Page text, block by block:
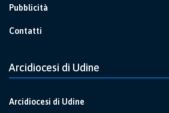
Pubblicità
Contatti
Arcidiocesi di Udine
Arcidiocesi di Udine